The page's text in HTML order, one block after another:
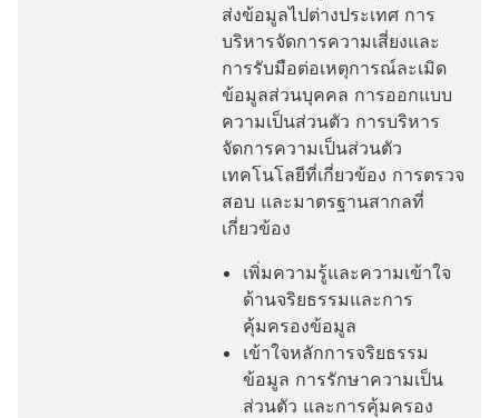
ส่งข้อมูลไปต่างประเทศ การ
บริหารจัดการความเสี่ยงและ
การรับมือต่อเหตุการณ์ละเมิด
ข้อมูลส่วนบุคคล การออกแบบ
ความเป็นส่วนตัว การบริหาร
จัดการความเป็นส่วนตัว
เทคโนโลยีที่เกี่ยวข้อง การตรวจ
สอบ และมาตรฐานสากลที่
เกี่ยวข้อง
เพิ่มความรู้และความเข้าใจ
ด้านจริยธรรมและการ
คุ้มครองข้อมูล
เข้าใจหลักการจริยธรรม
ข้อมูล การรักษาความเป็น
ส่วนตัว และการคุ้มครอง